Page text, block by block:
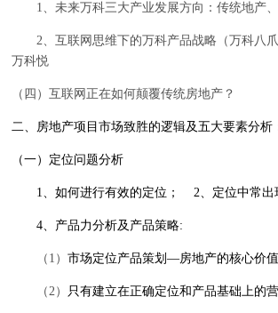
1、未来万科三大产业发展方向：传统地产
2、互联网思维下的万科产品战略（万科八
万科悦
（四）互联网正在如何颠覆传统房地产？
二、房地产项目市场致胜的逻辑及五大要素分析
（一）定位问题分析
1、如何进行有效的定位； 2、定位中常出
4、产品力分析及产品策略:
（ 1 ） 市场定位产品策划—房地产的核心价值
（2） 只有建立在正确定位和产品基础上的